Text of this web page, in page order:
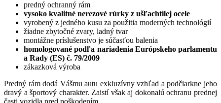
predný ochranný rám
vysoko kvalitné nerezové rúrky z ušľachtilej ocele
vyrobený z jedného kusu za použitia moderných technológií
žiadne zbytočné zvary, ladný tvar
montážne príslušenstvo je súčasťou balenia
homologované podľa nariadenia Európskeho parlamentu
a Rady (ES) č. 79/2009
zákazková výroba
Predný rám dodá Vášmu autu exkluzívny vzhľad a podčiarkne jeho
dravý a športový charakter. Zaistí však aj dokonalú ochranu prednej
časti vozidla pred poškodením.